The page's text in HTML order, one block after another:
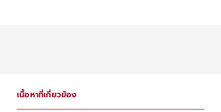
เนื้อหาที่เกี่ยวข้อง